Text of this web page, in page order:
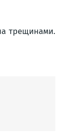
трещинами.